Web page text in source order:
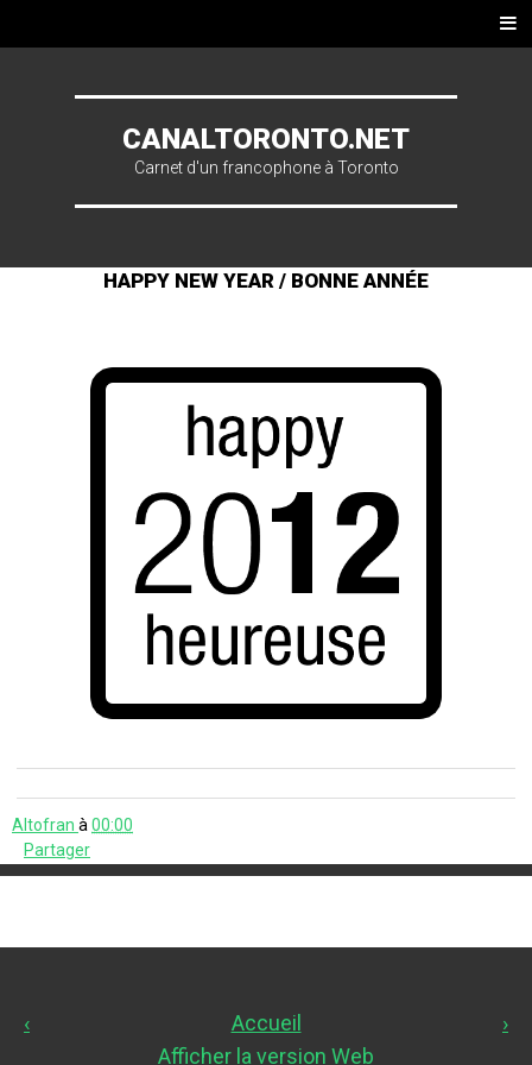
Men
CANALTORONTO.NET
Carnet d'un francophone à Toronto
HAPPY NEW YEAR / BONNE ANNÉE
Altofran à 00:00
Partager
‹ ›
Accueil
Afficher la version Web